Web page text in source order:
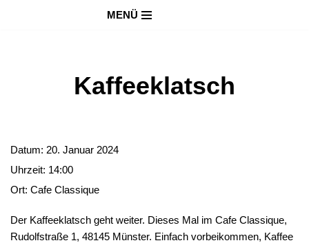
MENÜ
Kaffeeklatsch
Datum: 20. Januar 2024
Uhrzeit: 14:00
Ort: Cafe Classique
Der Kaffeeklatsch geht weiter. Dieses Mal im Cafe Classique,
Rudolfstraße 1, 48145 Münster. Einfach vorbeikommen, Kaffee